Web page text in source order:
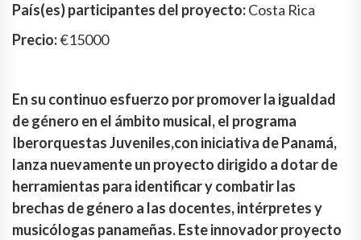
País(es) participantes del proyecto:Costa Rica
Precio:€15000
En su continuo esfuerzo por promover la igualdad
de género en el ámbito musical, el programa
Iberorquestas Juveniles,con iniciativa de Panamá,
lanza nuevamente un proyecto dirigido a dotar de
herramientas para identificar y combatir las
brechas de género a las docentes, intérpretes y
musicólogas panameñas. Este innovador proyecto